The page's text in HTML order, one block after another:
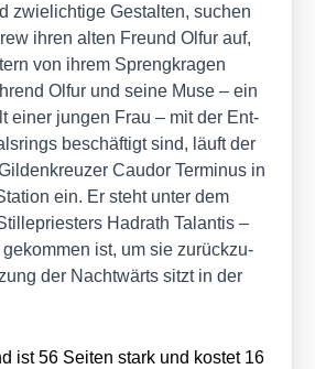
zwie­lich­ti­ge Gestal­ten, suchen
ihren alten Freund Olfur auf,
von ihrem Spreng­kra­gen
Olfur und sei­ne Muse – ein
einer jun­gen Frau – mit der Ent­
beschäf­tigt sind, läuft der
Cau­dor Ter­mi­nus in
ein. Er steht unter dem
Hadrath Talan­tis –
gekom­men ist, um sie zurück­zu­
der Nacht­wärts sitzt in der
ist 56 Sei­ten stark und kos­tet 16